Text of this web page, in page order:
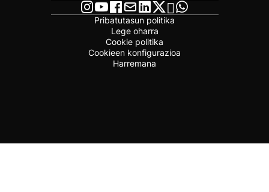
Pribatutasun politika
Lege oharra
Cookie politika
Cookieen konfigurazioa
Harremana